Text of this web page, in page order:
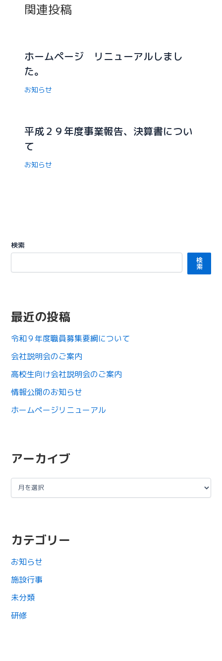
関連投稿
ホームページ リニューアルしまし
た。
お知らせ
平成２９年度事業報告、決算書につい
て
お知らせ
検索
検
索
最近の投稿
令和９年度職員募集要綱について
会社説明会のご案内
高校生向け会社説明会のご案内
情報公開のお知らせ
ホームページリニューアル
アーカイブ
カテゴリー
お知らせ
施設行事
未分類
研修